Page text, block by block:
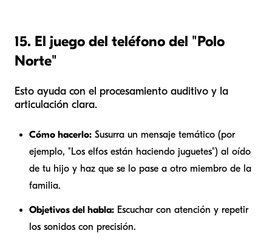
15. El juego del teléfono del "Polo
Norte"
Esto ayuda con el procesamiento auditivo y la
articulación clara.
Cómo hacerlo: Susurra un mensaje temático (por
ejemplo, "Los elfos están haciendo juguetes") al oído
de tu hijo y haz que se lo pase a otro miembro de la
familia.
Objetivos del habla: Escuchar con atención y repetir
los sonidos con precisión.